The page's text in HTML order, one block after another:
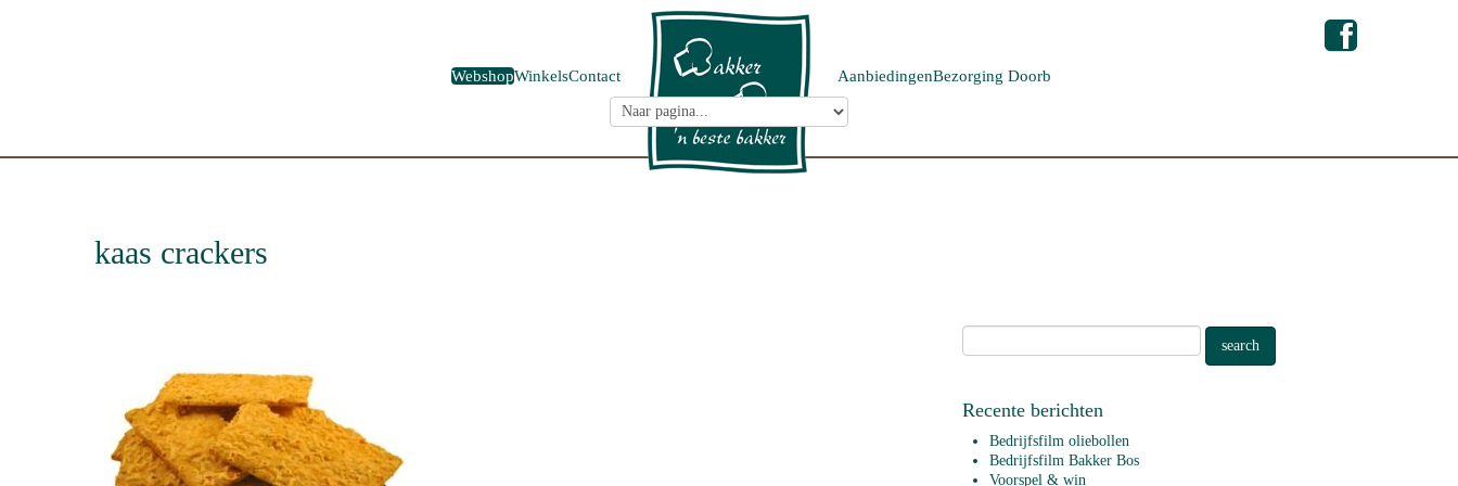
WebshopWinkelsContact AanbiedingenBezorging Doorb
kaas crackers
Recente berichten
Bedrijfsfilm oliebollen
Bedrijfsfilm Bakker Bos
Voorspel & win